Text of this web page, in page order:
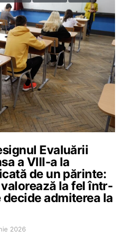
Evaluării
a VIII-a la
de un părinte:
la fel într-
admiterea la
2026